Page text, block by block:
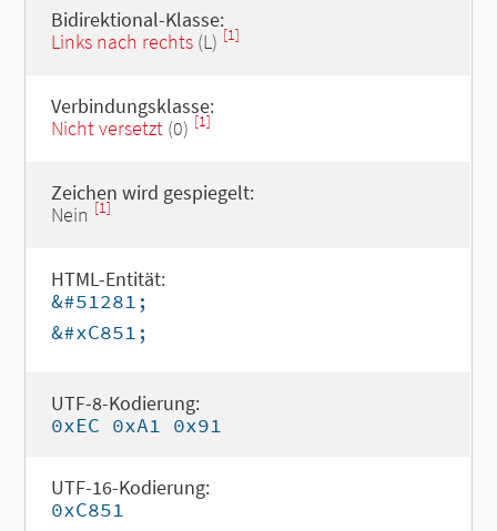
Bidirektional-Klasse:
Links nach rechts(L) [1]
Verbindungsklasse:
Nicht versetzt(0) [1]
Zeichen wird gespiegelt:
Nein [1]
HTML-Entität:
&#51281;
&#xC851;
UTF-8-Kodierung:
0xEC 0xA1 0x91
UTF-16-Kodierung:
0xC851